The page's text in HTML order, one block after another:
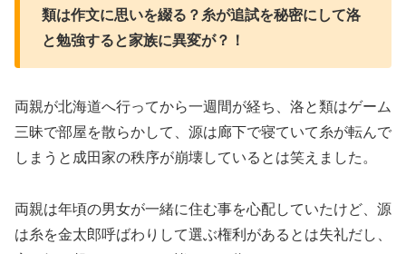
類は作文に思いを綴る？糸が追試を秘密にして洛
と勉強すると家族に異変が？！
両親が北海道へ行ってから一週間が経ち、洛と類はゲーム
三昧で部屋を散らかして、源は廊下で寝ていて糸が転んで
しまうと成田家の秩序が崩壊しているとは笑えました。
両親は年頃の男女が一緒に住む事を心配していたけど、源
は糸を金太郎呼ばわりして選ぶ権利があるとは失礼だし、